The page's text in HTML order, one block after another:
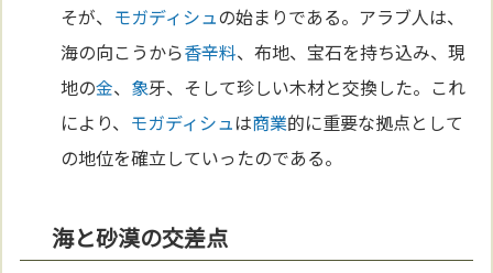
そが、 モガディシュの始まりである。アラブ人は、
海の向こうから香辛料、布地、宝石を持ち込み、現
地の金、 象牙、そして珍しい木材と交換した。これ
により、 モガディシュは商業的に重要な拠点として
の地位を確立していったのである。
海と砂漠の交差点